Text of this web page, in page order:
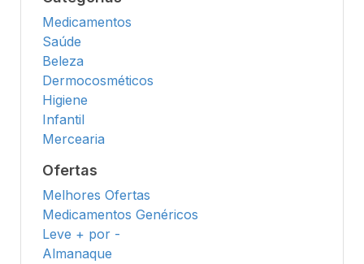
Medicamentos
Saúde
Beleza
Dermocosméticos
Higiene
Infantil
Mercearia
Ofertas
Melhores Ofertas
Medicamentos Genéricos
Leve + por -
Almanaque